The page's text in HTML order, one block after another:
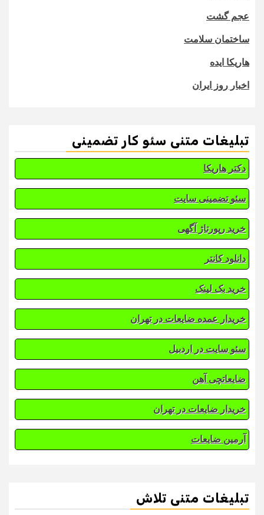
عجم گشت
ساختمان سلامت
هاریکا ایده
اخبار روز ایران
تبلیغات متنی سئو کار تضمینی
دکتر هاریکا
سئو تضمینی سایت
خرید رپورتاژ آگهی
دانلود کانتر
خرید بک لینک
خریدار عمده ضایعات در تهران
سئو سایت در اردبیل
ضایعاتچی آهن
خریدار ضایعات در تهران
آرمین ضایعات
تبلیغات متنی تلاش